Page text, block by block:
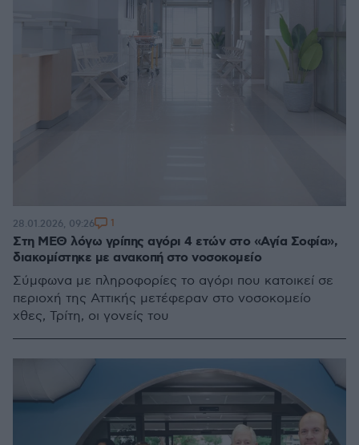
Στη ΜΕΘ λόγω γρίπης αγόρι 4 ετών στο «Αγία Σοφία»,
διακομίστηκε με ανακοπή στο νοσοκομείο
Σύμφωνα με πληροφορίες το αγόρι που κατοικεί σε
περιοχή της Αττικής μετέφεραν στο νοσοκομείο
χθες, Τρίτη, οι γονείς του
28.01.2026, 09:26 1